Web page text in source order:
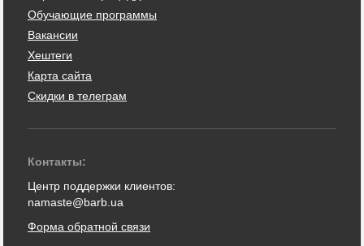
Обучающие программы
Вакансии
Хештеги
Карта сайта
Скидки в телеграм
Контакты:
Центр поддержки клиентов:
namaste@barb.ua
Форма обратной связи